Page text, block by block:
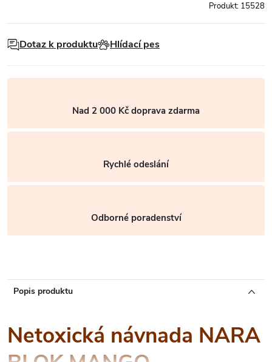
Produkt: 15528
Dotaz k produktu Hlídací pes
Nad 2 000 Kč doprava zdarma
Rychlé odeslání
Odborné poradenství
Popis produktu
Netoxická návnada NARA